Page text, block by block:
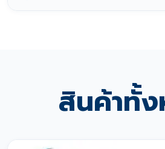
สินค้าทั้